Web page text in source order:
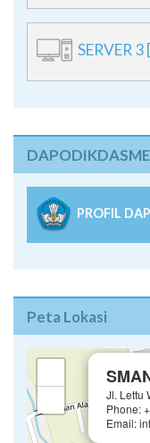
SERVER
PROFIL
Peta Lokasi
Jl. Lettu
Phone:
Email: